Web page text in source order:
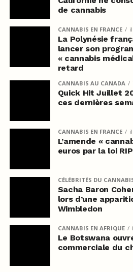
de cannabis
CANNABIS EN FRANCE
La Polynésie
lancer son
« cannabis
retard
CANNABIS AU CANADA
Quick Hit Juillet
ces dernières
CANNABIS EN FRANCE
L’amende «
euros par la loi
CÉLÉBRITÉS DU
Sacha Baron
lors d’une
Wimbledon
CANNABIS EN AFRIQUE
Le Botswana
commerciale du